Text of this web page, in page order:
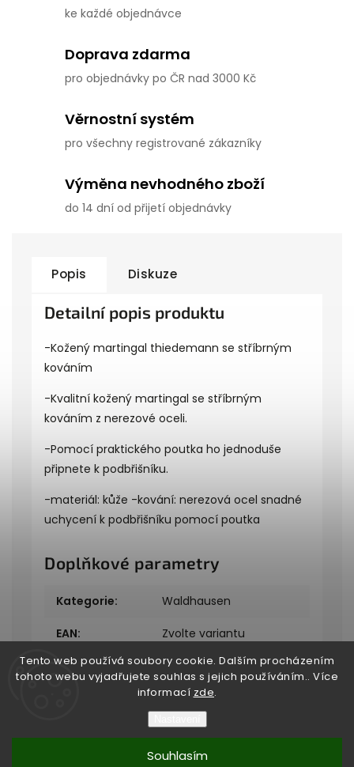
Tento web používá soubory cookie. Dalším procházením
tohoto webu vyjadřujete souhlas s jejich používáním.. Více
informací zde.
Souhlasím
ke každé objednávce
Doprava zdarma
pro objednávky po ČR nad 3000 Kč
Věrnostní systém
pro všechny registrované zákazníky
Výměna nevhodného zboží
do 14 dní od přijetí objednávky
Popis Diskuze
Detailní popis produktu
-Kožený martingal thiedemann se stříbrným
kováním
-Kvalitní kožený martingal se stříbrným
kováním z nerezové oceli.
-Pomocí praktického poutka ho jednoduše
připnete k podbřišníku.
-materiál: kůže -kování: nerezová ocel snadné
uchycení k podbřišníku pomocí poutka
Doplňkové parametry
Kategorie: Waldhausen
EAN: Zvolte variantu
Copyright 2026Bukefalos. Všechna práva vyhrazena.
Shoptet| Design